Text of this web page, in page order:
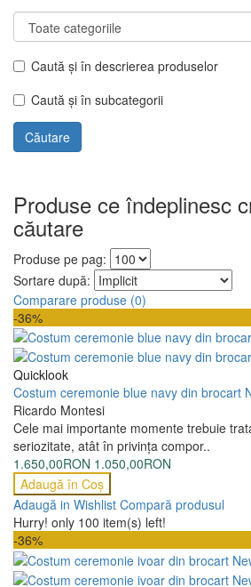
Caută și în descrierea produselor
Caută și în subcategorii
Produse ce îndeplinesc
căutare
Produse pe pag:
Sortare după:
Comparare produse (0)
-36%
Quicklook
Costum ceremonie blue navy din brocart
Ricardo Montesi
Cele mai importante momente trebuie
seriozitate, atât în privinţa compor..
1.650,00RON 1.050,00RON
Adaugă în Coş
Adaugă in Wishlist Compară produsul
Hurry! only 100 item(s) left!
-36%